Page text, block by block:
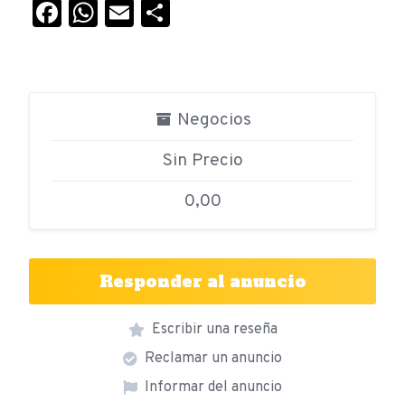
Facebook
WhatsApp
Email
Negocios
Sin Precio
0,00
Responder al anuncio
Escribir una reseña
Reclamar un anuncio
Informar del anuncio